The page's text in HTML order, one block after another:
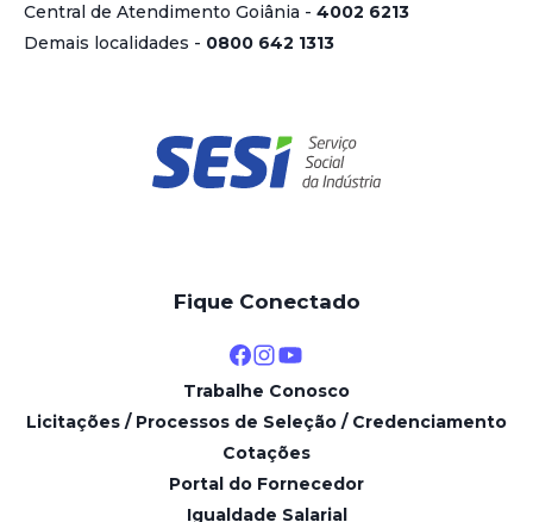
Central de Atendimento Goiânia - 4002 6213
Demais localidades - 0800 642 1313
Fique Conectado
Trabalhe Conosco
Licitações / Processos de Seleção / Credenciamento
Cotações
Portal do Fornecedor
Igualdade Salarial